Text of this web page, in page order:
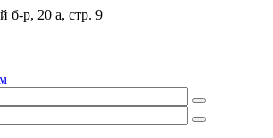
б-р, 20 а, стр. 9